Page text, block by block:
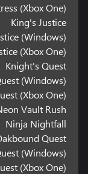
(Xbox One)
King's Justice
(Windows)
(Xbox One)
Knight's Quest
(Windows)
(Xbox One)
Vault Rush
Ninja Nightfall
Quest
(Windows)
(Xbox One)